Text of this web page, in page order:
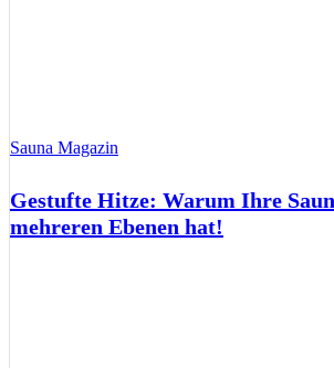
Sauna Magazin
Gestufte Hitze: Warum Ihre
mehreren Ebenen hat!